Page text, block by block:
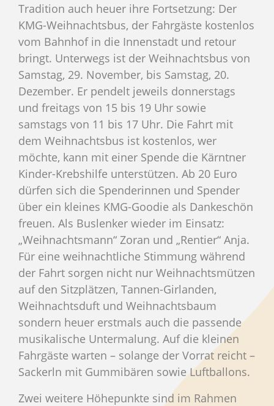
Tradition auch heuer ihre Fortsetzung: Der
KMG-Weihnachtsbus, der Fahrgäste kostenlos
vom Bahnhof in die Innenstadt und retour
bringt. Unterwegs ist der Weihnachtsbus von
Samstag, 29. November, bis Samstag, 20.
Dezember. Er pendelt jeweils donnerstags
und freitags von 15 bis 19 Uhr sowie
samstags von 11 bis 17 Uhr. Die Fahrt mit
dem Weihnachtsbus ist kostenlos, wer
möchte, kann mit einer Spende die Kärntner
Kinder-Krebshilfe unterstützen. Ab 20 Euro
dürfen sich die Spenderinnen und Spender
über ein kleines KMG-Goodie als Dankeschön
freuen. Als Buslenker wieder im Einsatz:
„Weihnachtsmann“ Zoran und „Rentier“ Anja.
Für eine weihnachtliche Stimmung während
der Fahrt sorgen nicht nur Weihnachtsmützen
auf den Sitzplätzen, Tannen-Girlanden,
Weihnachtsduft und Weihnachtsbaum
sondern heuer erstmals auch die passende
musikalische Untermalung. Auf die kleinen
Fahrgäste warten – solange der Vorrat reicht –
Sackerln mit Gummibären sowie Luftballons.
Zwei weitere Höhepunkte sind im Rahmen